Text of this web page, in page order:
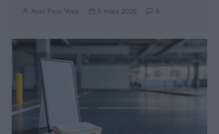
Auto Pour Vous 5 mars 2026 0